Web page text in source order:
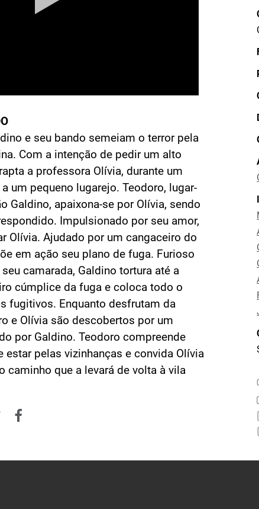
e seu bando semeiam o terror pela
Com a intenção de pedir um alto
a professora Olívia, durante um
um pequeno lugarejo. Teodoro, lugar-
Galdino, apaixona-se por Olívia, sendo
Impulsionado por seu amor,
Olívia. Ajudado por um cangaceiro do
em ação seu plano de fuga. Furioso
camarada, Galdino tortura até a
cúmplice da fuga e coloca todo o
fugitivos. Enquanto desfrutam da
e Olívia são descobertos por um
por Galdino. Teodoro compreende
estar pelas vizinhanças e convida Olívia
caminho que a levará de volta à vila